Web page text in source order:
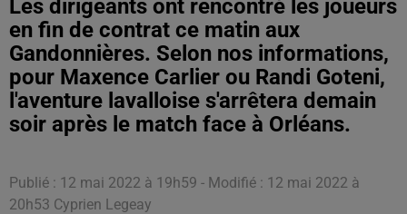
Les dirigeants ont rencontré les joueurs
en fin de contrat ce matin aux
Gandonnières. Selon nos informations,
pour Maxence Carlier ou Randi Goteni,
l'aventure lavalloise s'arrêtera demain
soir après le match face à Orléans.
Publié : 12 mai 2022 à 19h59 - Modifié : 12 mai 2022 à
20h53 Cyprien Legeay